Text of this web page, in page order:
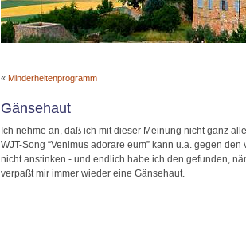
« Minderheitenprogramm
Gänsehaut
Ich nehme an, daß ich mit dieser Meinung nicht ganz
WJT-Song “Venimus adorare eum” kann u.a. gegen den
nicht anstinken - und endlich habe ich den gefunden,
verpaßt mir immer wieder eine Gänsehaut.